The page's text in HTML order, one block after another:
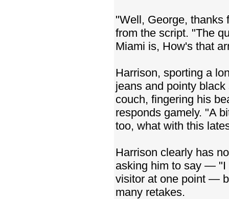
"Well, George, thanks
from the script. "The
Miami is, How's that
Harrison, sporting a
jeans and pointy
couch, fingering his
responds gamely. "A
too, what with this
Harrison clearly has
asking him to say — "I
visitor at one point —
many retakes.